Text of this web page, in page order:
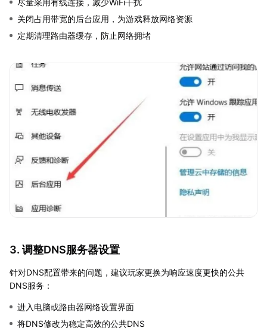
尽量采用有线连接，减少WiFi干扰
关闭占用带宽的后台应用，为游戏释放网络资源
定期清理路由器缓存，防止网络拥堵
3. 调整DNS服务器设置
针对DNS配置带来的问题，建议玩家更换为响应速度更快的公共
DNS服务：
进入电脑或路由器网络设置界面
将DNS修改为稳定高效的公共DNS